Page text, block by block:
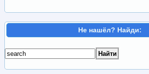
Не нашёл? Найди: